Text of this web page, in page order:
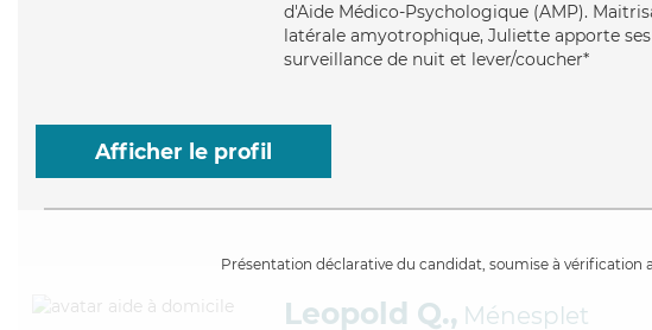
d'Aide Médico-Psychologique (AMP).
latérale amyotrophique, Juliette apporte
surveillance de nuit et lever/coucher*
Afficher le profil
Présentation déclarative du candidat, soumise à vérification
Leopold Q., Ménesplet